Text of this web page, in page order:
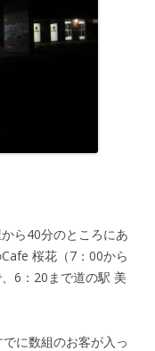
ら40分のところにあ
桜花（7：00から
6：20まで道の駅 美
に数組のお客が入っ